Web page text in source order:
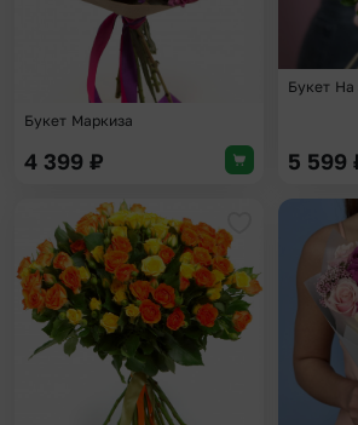
Букет Маркиза
4 399 ₽
Букет На
5 599
Добавить в